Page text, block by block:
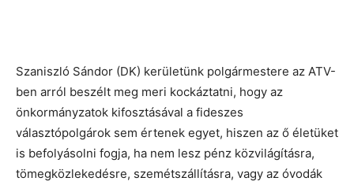
Szaniszló Sándor (DK) kerületünk polgármestere az ATV-
ben arról beszélt meg meri kockáztatni, hogy az
önkormányzatok kifosztásával a fideszes
választópolgárok sem értenek egyet, hiszen az ő életüket
is befolyásolni fogja, ha nem lesz pénz közvilágításra,
tömegközlekedésre, szemétszállításra, vagy az óvodák